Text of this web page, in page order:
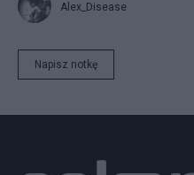
Alex_Disease
Napisz notkę